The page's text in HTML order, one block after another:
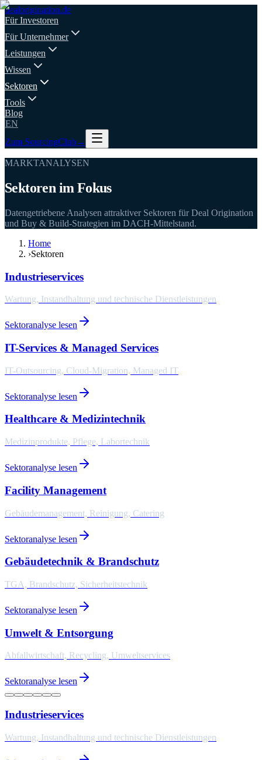
dealorigination.de
Für Investoren
Für Unternehmer
Leistungen
Wissen
Sektoren
Tools
Blog
EN
Zum SourcingClub→
MARKTANALYSEN
Sektoren im Fokus
Datengetriebene Analysen attraktiver Sektoren für Deal Origination
und Buy & Build-Strategien im DACH-Mittelstand.
Home
›Sektoren
Industrieservices
Wartung, Instandhaltung und technische Dienstleistungen
Sektoranalyse lesen
IT-Services & Managed Services
IT-Outsourcing, Cloud-Migration, Managed IT
Sektoranalyse lesen
Healthcare & Medizintechnik
Medizinprodukte, Pflege, Labortechnik
Sektoranalyse lesen
Facility Management
Gebäudemanagement, Reinigung, Catering
Sektoranalyse lesen
Gebäudetechnik & Brandschutz
TGA, Brandschutz, Sicherheitstechnik
Sektoranalyse lesen
Umwelt & Entsorgung
Abfallwirtschaft, Recycling, Umweltservices
Sektoranalyse lesen
Industrieservices
Wartung, Instandhaltung und technische Dienstleistungen